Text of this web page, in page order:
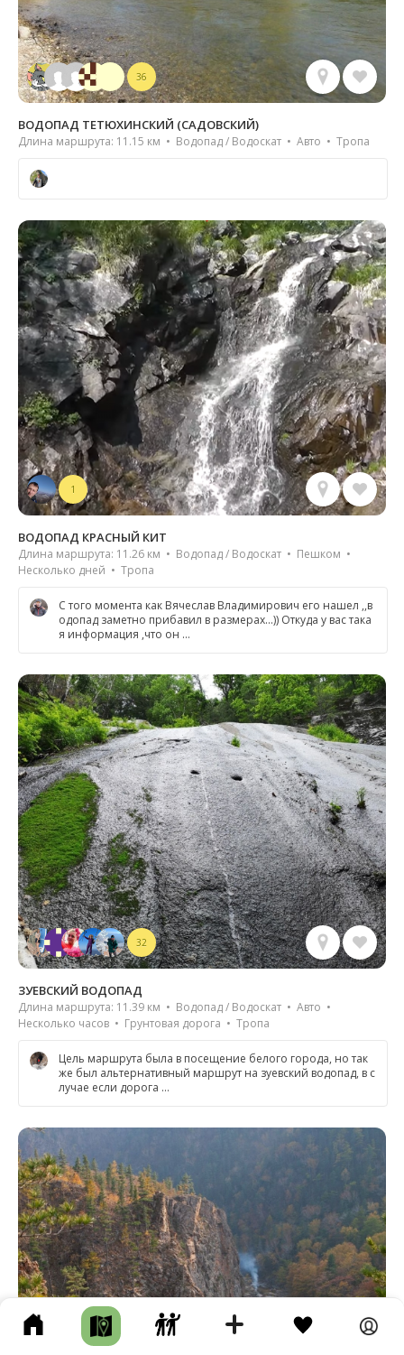
36
ВОДОПАД ТЕТЮХИНСКИЙ (САДОВСКИЙ)
Длина маршрута: 11.15 км • Водопад / Водоскат • Авто • Тропа
1
ВОДОПАД КРАСНЫЙ КИТ
Длина маршрута: 11.26 км • Водопад / Водоскат • Пешком •
Несколько дней • Тропа
С того момента как Вячеслав Владимирович его нашел ,,в
одопад заметно прибавил в размерах...)) Откуда у вас така
я информация ,что он …
32
ЗУЕВСКИЙ ВОДОПАД
Длина маршрута: 11.39 км • Водопад / Водоскат • Авто •
Несколько часов • Грунтовая дорога • Тропа
Цель маршрута была в посещение белого города, но так
же был альтернативный маршрут на зуевский водопад, в с
лучае если дорога …